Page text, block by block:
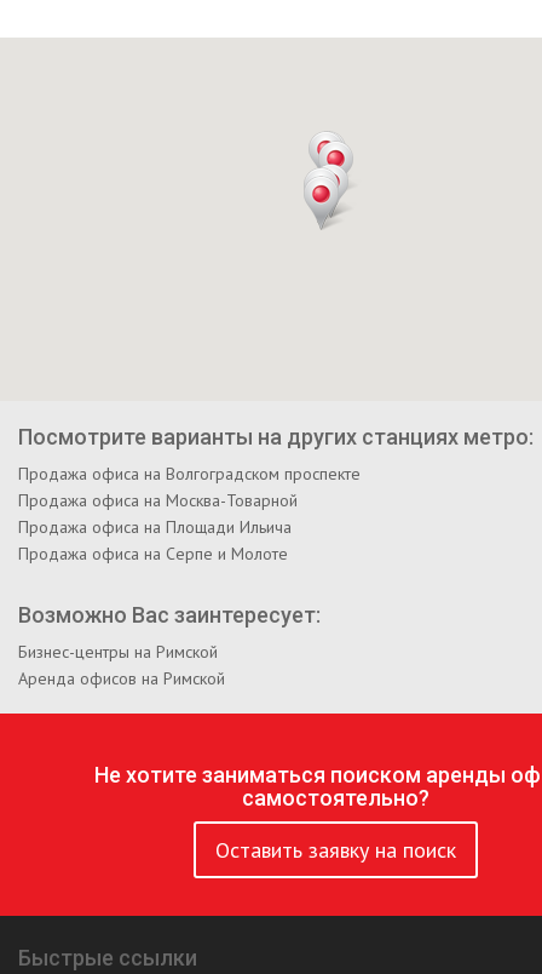
Посмотрите варианты на других станциях метро:
Продажа офиса на Волгоградском проспекте
Продажа офиса на Москва-Товарной
Продажа офиса на Площади Ильича
Продажа офиса на Серпе и Молоте
Возможно Вас заинтересует:
Бизнес-центры на Римской
Аренда офисов на Римской
Не хотите заниматься поиском аренды
самостоятельно?
Оставить заявку на поиск
Быстрые ссылки